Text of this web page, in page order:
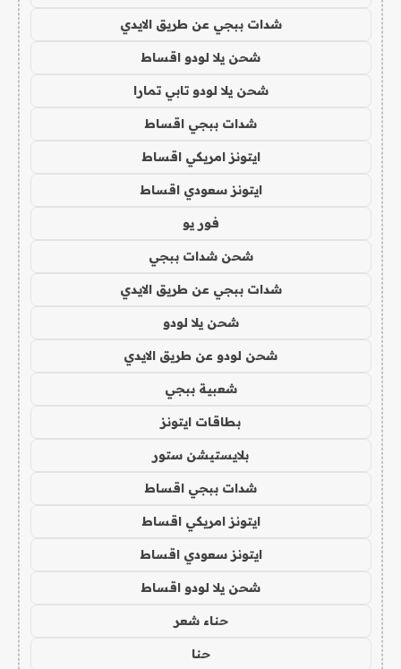
شدات ببجي عن طريق الايدي
شحن يلا لودو اقساط
شحن يلا لودو تابي تمارا
شدات ببجي اقساط
ايتونز امريكي اقساط
ايتونز سعودي اقساط
فور يو
شحن شدات ببجي
شدات ببجي عن طريق الايدي
شحن يلا لودو
شحن لودو عن طريق الايدي
شعبية ببجي
بطاقات ايتونز
بلايستيشن ستور
شدات ببجي اقساط
ايتونز امريكي اقساط
ايتونز سعودي اقساط
شحن يلا لودو اقساط
حناء شعر
حنا